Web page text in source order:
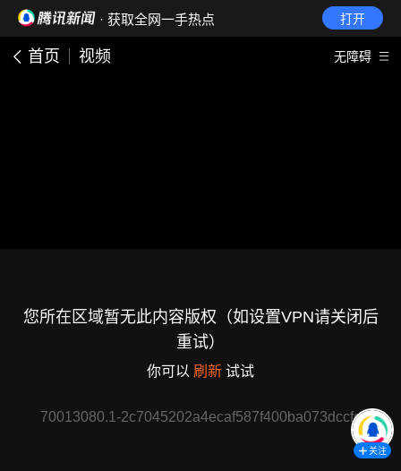
· 获取全网一手热点 打开
首页 视频 无障碍
您所在区域暂无此内容版权（如设置VPN请关闭后
重试）
你可以 刷新 试试
70013080.1-2c7045202a4ecaf587f400ba073dccfe
关注